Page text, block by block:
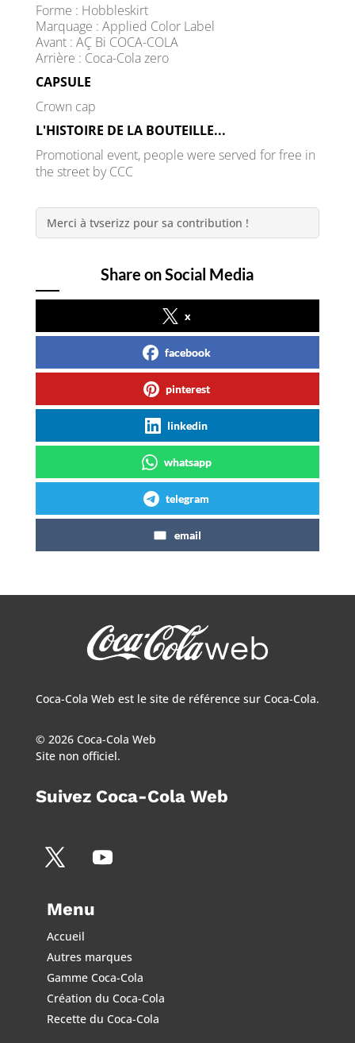
Forme : Hobbleskirt
Marquage : Applied Color Label
Avant : AÇ Bi COCA-COLA
Arrière : Coca-Cola zero
CAPSULE
Crown cap
L'HISTOIRE DE LA BOUTEILLE...
Promotional event, people were served for free in
the street by CCC
Merci à tvserizz pour sa contribution !
Share on Social Media
x
facebook
pinterest
linkedin
whatsapp
telegram
email
Coca-Cola Web est le site de référence sur Coca-Cola.
© 2026 Coca-Cola Web
Site non officiel.
Suivez Coca-Cola Web
Menu
Accueil
Autres marques
Gamme Coca-Cola
Création du Coca-Cola
Recette du Coca-Cola